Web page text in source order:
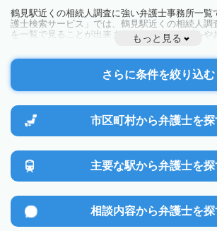
鶴見駅近くの相続人調査に強い弁護士事務所一覧
護士検索サービス」では、鶴見駅近くの相続人調
を一覧で見ることが出来ます。相続のトラブルや
は一度近隣の弁護士に相談してみましょう。
もっと見る
さらに条件を絞り込む
市区町村から弁護士を探
主要な駅から弁護士を探
相談内容から弁護士を探